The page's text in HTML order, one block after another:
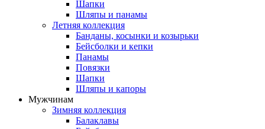
Шапки
Шляпы и панамы
Летняя коллекция
Банданы, косынки и козырьки
Бейсболки и кепки
Панамы
Повязки
Шапки
Шляпы и капоры
Мужчинам
Зимняя коллекция
Балаклавы